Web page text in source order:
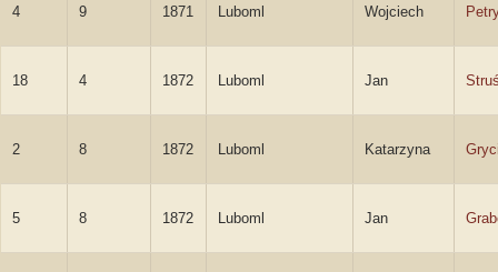
4 9 1871 Luboml Wojciech
18 4 1872 Luboml Jan
2 8 1872 Luboml Katarzyna
5 8 1872 Luboml Jan